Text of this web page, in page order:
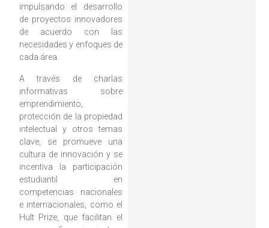
impulsando el desarrollo
de proyectos innovadores
de acuerdo con las
necesidades y enfoques de
cada área.
A través de charlas
informativas sobre
emprendimiento,
protección de la propiedad
intelectual y otros temas
clave, se promueve una
cultura de innovación y se
incentiva la participación
estudiantil en
competencias nacionales
e internacionales, como el
Hult Prize, que facilitan el